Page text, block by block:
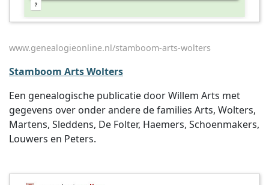
www.genealogieonline.nl/stamboom-arts-wolters
Stamboom Arts Wolters
Een genealogische publicatie door Willem Arts met
gegevens over onder andere de families Arts, Wolters,
Martens, Sleddens, De Folter, Haemers, Schoenmakers,
Louwers en Peters.